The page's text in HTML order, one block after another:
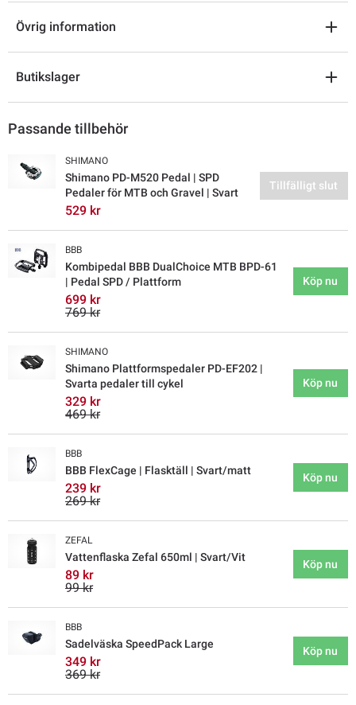
Övrig information
Butikslager
Passande tillbehör
SHIMANO
Shimano PD-M520 Pedal | SPD
Pedaler för MTB och Gravel | Svart
529 kr
Tillfälligt slut
BBB
Kombipedal BBB DualChoice MTB BPD-61
| Pedal SPD / Plattform
699 kr
769 kr
Köp nu
SHIMANO
Shimano Plattformspedaler PD-EF202 |
Svarta pedaler till cykel
329 kr
469 kr
Köp nu
BBB
BBB FlexCage | Flasktäll | Svart/matt
239 kr
269 kr
Köp nu
ZEFAL
Vattenflaska Zefal 650ml | Svart/Vit
89 kr
99 kr
Köp nu
BBB
Sadelväska SpeedPack Large
349 kr
369 kr
Köp nu